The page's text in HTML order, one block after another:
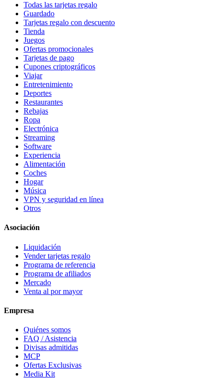
Todas las tarjetas regalo
Guardado
Tarjetas regalo con descuento
Tienda
Juegos
Ofertas promocionales
Tarjetas de pago
Cupones criptográficos
Viajar
Entretenimiento
Deportes
Restaurantes
Rebajas
Ropa
Electrónica
Streaming
Software
Experiencia
Alimentación
Coches
Hogar
Música
VPN y seguridad en línea
Otros
Asociación
Liquidación
Vender tarjetas regalo
Programa de referencia
Programa de afiliados
Mercado
Venta al por mayor
Empresa
Quiénes somos
FAQ / Asistencia
Divisas admitidas
MCP
Ofertas Exclusivas
Media Kit